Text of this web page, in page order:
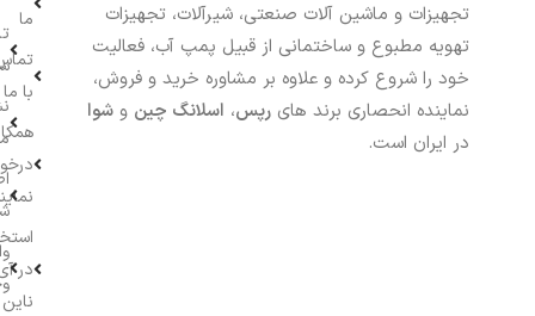
تجهیزات و ماشین آلات صنعتی، شیرآلات، تجهیزات
تهویه مطبوع و ساختمانی از قبیل پمپ آب، فعالیت
خود را شروع کرده و علاوه بر مشاوره خرید و فروش،
نماینده انحصاری برند های رپس، اسلانگ چین و شوا
در ایران است.
ما
با ما
در
ناین